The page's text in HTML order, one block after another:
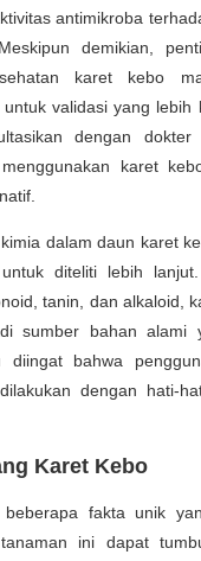
antimikroba
demikian,
karet kebo
validasi yang lebih
dengan
karet
dalam daun karet
diteliti lebih
tanin, dan alkaloid,
sumber bahan alami
diingat bahwa
dengan hati-
Karet Kebo
fakta unik
ini dapat